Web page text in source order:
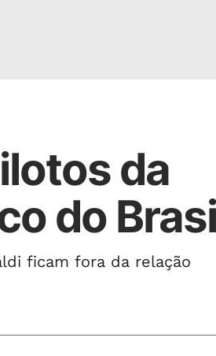
da
do
ficam fora da relação